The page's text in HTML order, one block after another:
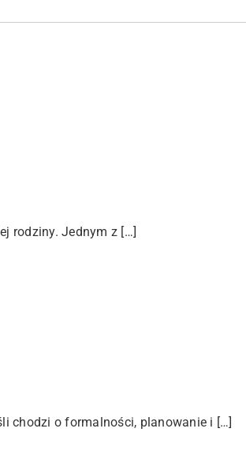
rodziny. Jednym z […]
chodzi o formalności, planowanie i […]